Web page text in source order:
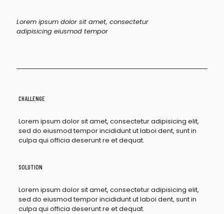
Lorem ipsum dolor sit amet, consectetur
adipisicing eiusmod tempor
CHALLENGE
Lorem ipsum dolor sit amet, consectetur adipisicing elit,
sed do eiusmod tempor incididunt ut laboi dent, sunt in
culpa qui officia deserunt re et dequat.
SOLUTION
Lorem ipsum dolor sit amet, consectetur adipisicing elit,
sed do eiusmod tempor incididunt ut laboi dent, sunt in
culpa qui officia deserunt re et dequat.